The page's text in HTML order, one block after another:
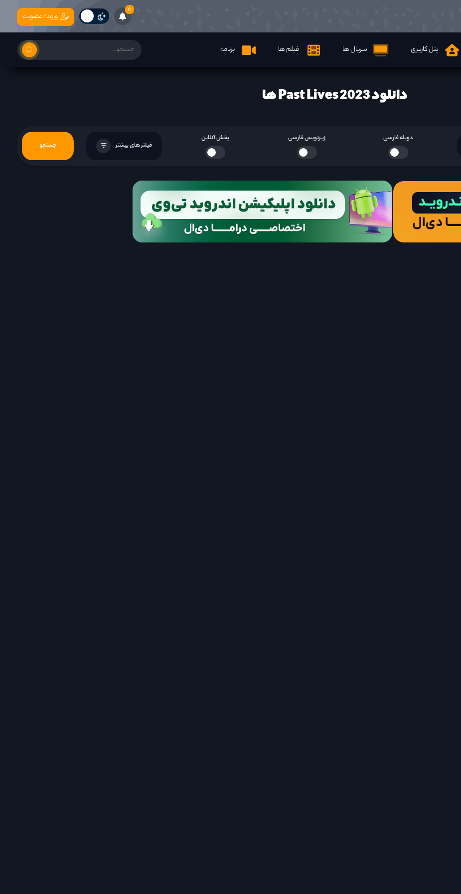
6
پنل کاربری سریال ها فیلم ها برنامه
ورود/عضویت
دانلود Past Lives 2023 ها
دوبله فارسی زیرنویس فارسی پخش آنلاین
فیلتر های بیشتر جستجو